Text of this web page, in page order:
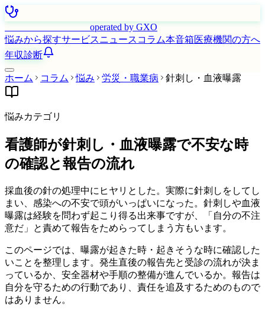
operated by GXO
悩みから探すサービスニュース コラム本音箱医療機関の方へ
年収診断
ホーム コラム 悩み 労災・職業病 針刺し・血液曝露
悩みカテゴリ
看護師が針刺し・血液曝露で不安な時
の確認と報告の流れ
採血後の針の処理中にヒヤリとした。実際に針刺しをしてし
まい、感染への不安で頭がいっぱいになった。針刺しや血液
曝露は経験を問わず起こり得る出来事ですが、「自分の不注
意だ」と責めて報告をためらってしまう方もいます。
このページでは、曝露が起きた時・起きそうな時に確認した
いことを整理します。発生直後の報告先と受診の流れが決ま
っているか、安全器材や手順の整備が進んでいるか。報告は
自分を守るための行動であり、責任を追及するためのもので
はありません。